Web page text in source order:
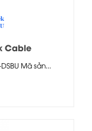
Cable
Mã sản...